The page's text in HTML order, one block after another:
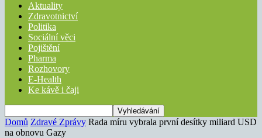
Aktuality
Zdravotnictví
Politika
Sociální věci
Pojištění
Pharma
Rozhovory
E-Health
Ke kávě i čaji
Domů Zdravé Zprávy Rada míru vybrala první desítky miliard USD
na obnovu Gazy